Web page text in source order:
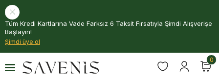
Tüm Kredi Kartlarına Vade Farksız 6 Taksit Fırsatıyla Şimdi Alışverişe
Başlayın!
Şimdi üye ol
0